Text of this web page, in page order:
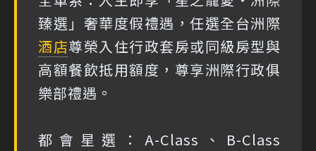
臻選」奢華度假禮遇，任選全台洲際
酒店尊榮入住行政套房或同級房型與
高額餐飲抵用額度，尊享洲際行政俱
樂部禮遇。
都會星選：A-Class、B-Class